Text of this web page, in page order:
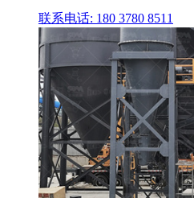
联系电话: 180 3780 8511